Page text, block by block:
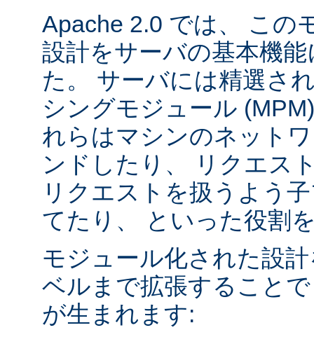
Apache 2.0 では、 この
設計をサーバの基本機
た。 サーバには精選さ
シングモジュール
れらはマシンのネット
ンドしたり、 リクエス
リクエストを扱うよう
てたり、 といった役割
モジュール化された設
ベルまで拡張すること
が生まれます: